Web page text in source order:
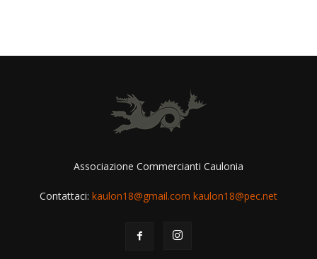
Associazione Commercianti Caulonia
Contattaci: kaulon18@gmail.com kaulon18@pec.net